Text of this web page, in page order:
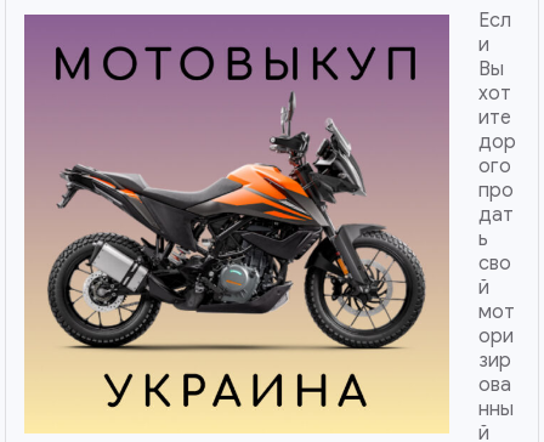
Есл
и
Вы
хот
ите
дор
ого
про
дат
ь
сво
й
мот
ори
зир
ова
нны
й